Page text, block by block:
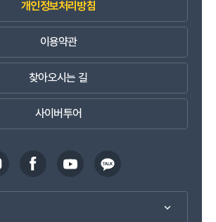
개인정보처리방침
이용약관
찾아오시는 길
사이버투어